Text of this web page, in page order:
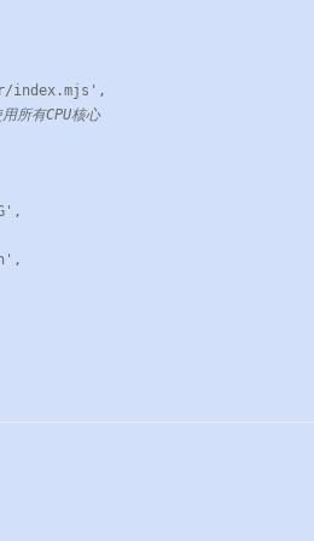
所有CPU核心